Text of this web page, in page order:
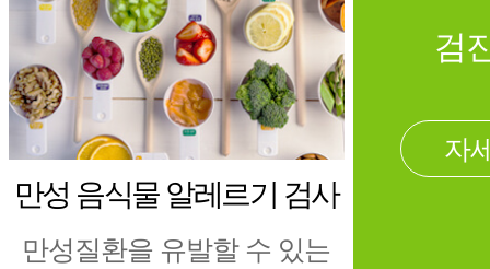
만성 음식물 알레르기 검사
만성질환을 유발할 수 있는
검
자